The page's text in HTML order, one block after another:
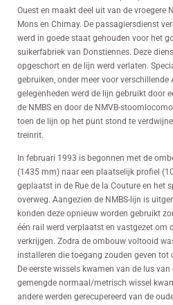
Ouest en maakt deel uit van de vroegere
Mons en Chimay. De passagiersdienst
werd in goede staat gehouden voor het
suikerfabriek van Donstiennes. Deze
opgeschort en de lijn werd verlaten.
gebruiken, onder meer voor verschillende
gelegenheden werd de lijn gebruikt door
de NMBS en door de NMVB-
toen de lijn op het punt stond te
treinrit.
In februari 1993 is begonnen met de
(1435 mm) naar een plaatselijk profiel
geplaatst in de Rue de la Couture en het
overweg. Aangezien de NMBS-lijn is
konden deze opnieuw worden gebruikt
één rail werd verplaatst en vastgezet om
verkrijgen. Zodra de ombouw voltooid
installeren die toegang zouden geven tot
De eerste wissels kwamen van de lus
gemengde normaal/metrisch wissel
andere werden gerecupereerd van de